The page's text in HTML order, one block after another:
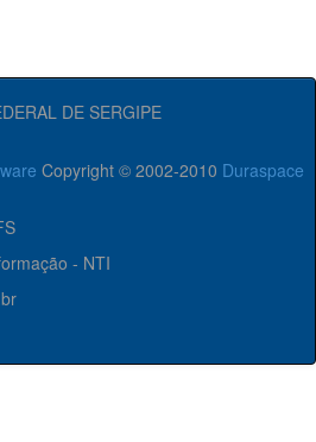
DE SERGIPE
Copyright © 2002-2010 Duraspace
- NTI